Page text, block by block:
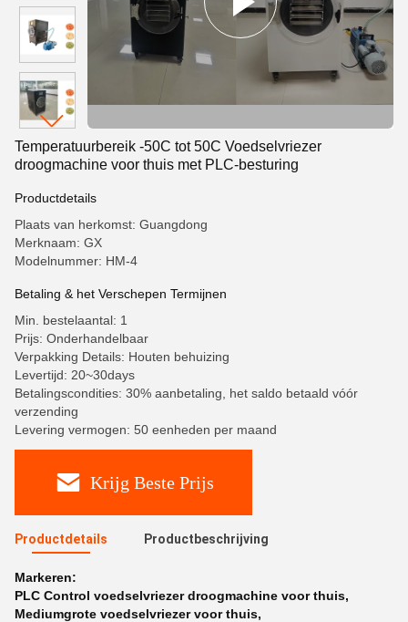
Temperatuurbereik -50C tot 50C Voedselvriezer
droogmachine voor thuis met PLC-besturing
Productdetails
Plaats van herkomst: Guangdong
Merknaam: GX
Modelnummer: HM-4
Betaling & het Verschepen Termijnen
Min. bestelaantal: 1
Prijs: Onderhandelbaar
Verpakking Details: Houten behuizing
Levertijd: 20~30days
Betalingscondities: 30% aanbetaling, het saldo betaald vóór
verzending
Levering vermogen: 50 eenheden per maand
Krijg Beste Prijs
Productdetails Productbeschrijving
Markeren:
PLC Control voedselvriezer droogmachine voor thuis,
Mediumgrote voedselvriezer voor thuis,